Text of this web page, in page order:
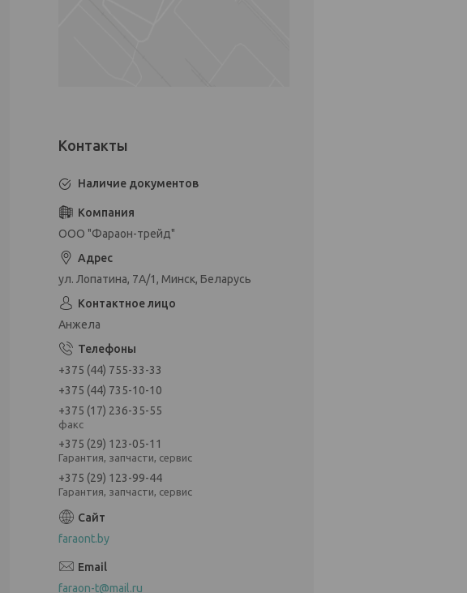
Наличие документов
ООО "Фараон-трейд"
ул. Лопатина, 7А/1, Минск, Беларусь
Анжела
+375 (44) 755-33-33
+375 (44) 735-10-10
+375 (17) 236-35-55
факс
+375 (29) 123-05-11
Гарантия, запчасти, сервис
+375 (29) 123-99-44
Гарантия, запчасти, сервис
faraont.by
faraon-t@mail.ru